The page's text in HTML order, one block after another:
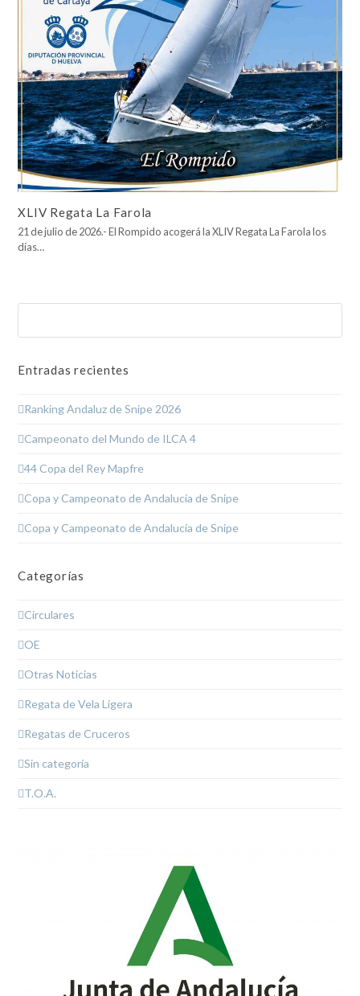
XLIV Regata La Farola
21 de julio de 2026.- El Rompido acogerá la XLIV Regata La Farola los
días…
Entradas recientes
Ranking Andaluz de Snipe 2026
Campeonato del Mundo de ILCA 4
44 Copa del Rey Mapfre
Copa y Campeonato de Andalucía de Snipe
Copa y Campeonato de Andalucía de Snipe
Categorías
Circulares
OE
Otras Noticias
Regata de Vela Ligera
Regatas de Cruceros
Sin categoría
T.O.A.